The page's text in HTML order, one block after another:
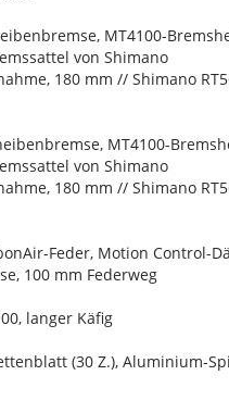
MT4100-
von Shimano
180 mm // Shimano
MT4100-
von Shimano
180 mm // Shimano
Feder, Motion
100 mm Federweg
langer Käfig
(30 Z.), Aluminium-